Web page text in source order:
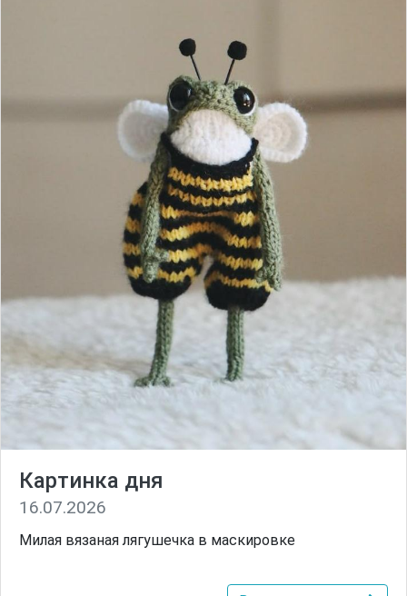
Картинка дня
16.07.2026
Милая вязаная лягушечка в маскировке